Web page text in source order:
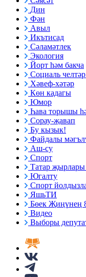
Дин
Фән
Авыл
Икътисад
Сәламәтлек
Экология
Йорт һәм бакча
Социаль
Хәвеф-хәтәр
Көн кадагы
Юмор
Һава торышы
Сорау-җавап
Бу кызык!
Файдалы
Аш-су
Спорт
Татар
Югалту
Спорт
ЯшьТИ
Бөек Җиңүнең
Видео
Выборы